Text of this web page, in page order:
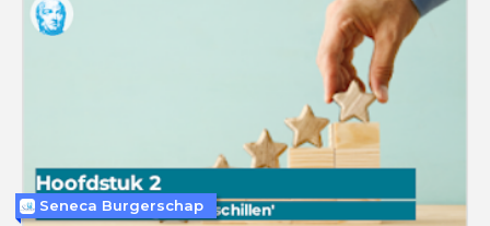
Seneca Burgerschap